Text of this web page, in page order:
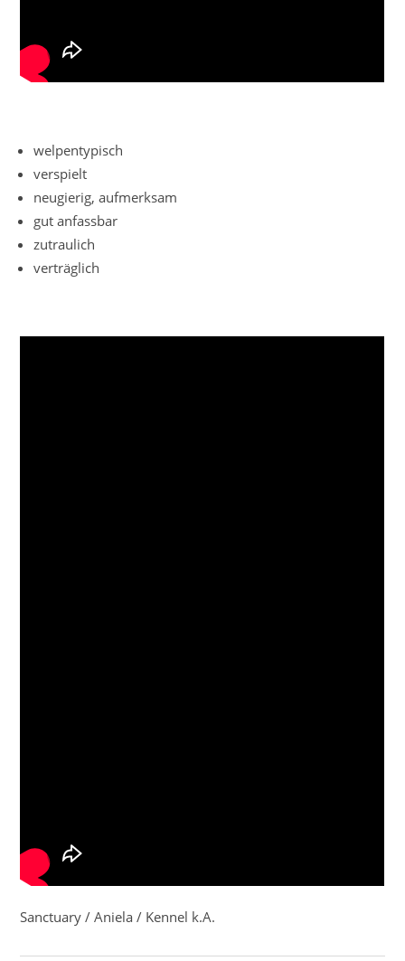
welpentypisch
verspielt
neugierig, aufmerksam
gut anfassbar
zutraulich
verträglich
Sanctuary / Aniela / Kennel k.A.